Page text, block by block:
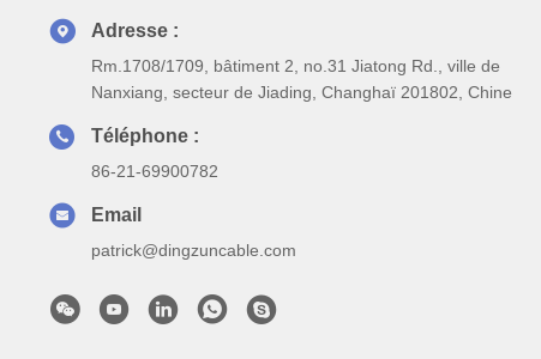
Adresse :
Rm.1708/1709, bâtiment 2, no.31 Jiatong Rd., ville de
Nanxiang, secteur de Jiading, Changhaï 201802, Chine
Téléphone :
86-21-69900782
Email
patrick@dingzuncable.com